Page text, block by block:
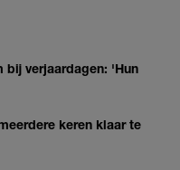
verjaardagen: 'Hun
keren klaar te